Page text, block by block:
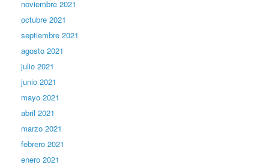
noviembre 2021
octubre 2021
septiembre 2021
agosto 2021
julio 2021
junio 2021
mayo 2021
abril 2021
marzo 2021
febrero 2021
enero 2021